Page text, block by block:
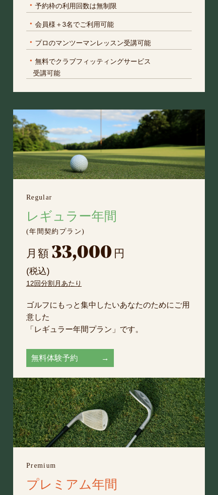
・ 予約枠の利用回数は無制限
・ 会員様＋3名でご利用可能
・ プロのマンツーマンレッスン受講可能
・ 無料でクラブフィッティングサービス
受講可能
Regular
レギュラー年間
(年間契約プラン)
月額 33,000 円
(税込)
12回分割月あたり
ゴルフにもっと集中したいあなたのためにご用
意した
「レギュラー年間プラン」です。
無料体験予約 →
Premium
プレミアム年間